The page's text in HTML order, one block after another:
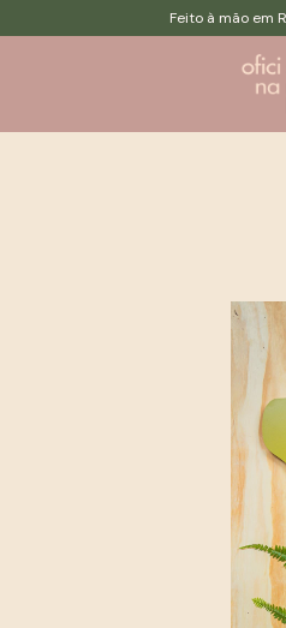
Feito à mão em Recife